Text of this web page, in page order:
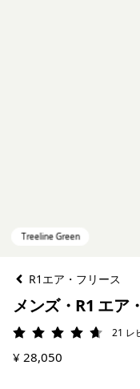
R1エア・フリース
メンズ・R1 エア
評価: 4.7 / 5
21 レ
¥ 28,050